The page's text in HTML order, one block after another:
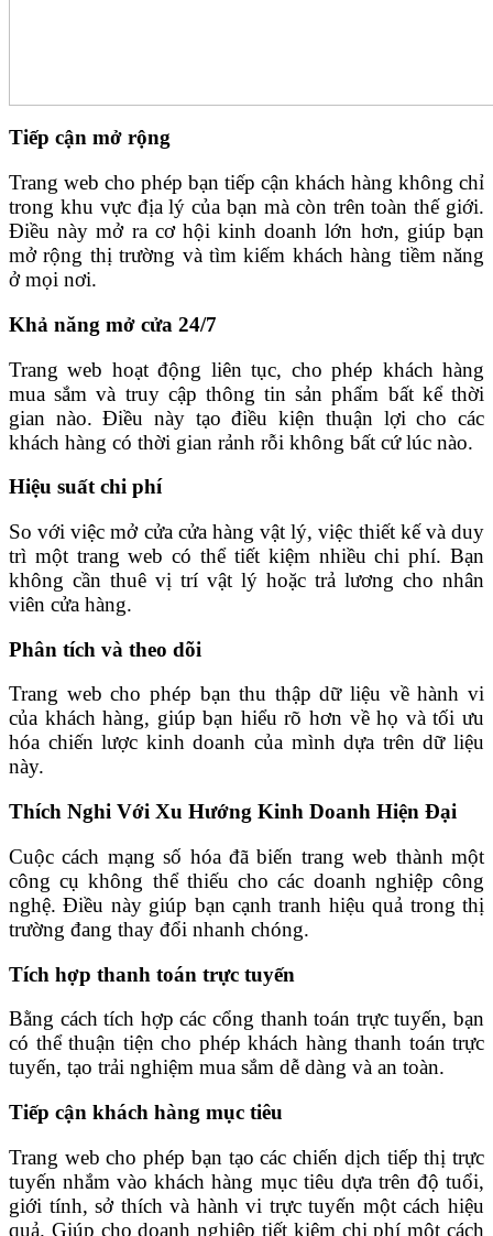
Tiếp cận mở rộng
Trang web cho phép bạn tiếp cận khách hàng không chỉ
trong khu vực địa lý của bạn mà còn trên toàn thế giới.
Điều này mở ra cơ hội kinh doanh lớn hơn, giúp bạn
mở rộng thị trường và tìm kiếm khách hàng tiềm năng
ở mọi nơi.
Khả năng mở cửa 24/7
Trang web hoạt động liên tục, cho phép khách hàng
mua sắm và truy cập thông tin sản phẩm bất kể thời
gian nào. Điều này tạo điều kiện thuận lợi cho các
khách hàng có thời gian rảnh rỗi không bất cứ lúc nào.
Hiệu suất chi phí
So với việc mở cửa cửa hàng vật lý, việc thiết kế và duy
trì một trang web có thể tiết kiệm nhiều chi phí. Bạn
không cần thuê vị trí vật lý hoặc trả lương cho nhân
viên cửa hàng.
Phân tích và theo dõi
Trang web cho phép bạn thu thập dữ liệu về hành vi
của khách hàng, giúp bạn hiểu rõ hơn về họ và tối ưu
hóa chiến lược kinh doanh của mình dựa trên dữ liệu
này.
Thích Nghi Với Xu Hướng Kinh Doanh Hiện Đại
Cuộc cách mạng số hóa đã biến trang web thành một
công cụ không thể thiếu cho các doanh nghiệp công
nghệ. Điều này giúp bạn cạnh tranh hiệu quả trong thị
trường đang thay đổi nhanh chóng.
Tích hợp thanh toán trực tuyến
Bằng cách tích hợp các cổng thanh toán trực tuyến, bạn
có thể thuận tiện cho phép khách hàng thanh toán trực
tuyến, tạo trải nghiệm mua sắm dễ dàng và an toàn.
Tiếp cận khách hàng mục tiêu
Trang web cho phép bạn tạo các chiến dịch tiếp thị trực
tuyến nhắm vào khách hàng mục tiêu dựa trên độ tuổi,
giới tính, sở thích và hành vi trực tuyến một cách hiệu
quả. Giúp cho doanh nghiệp tiết kiệm chi phí một cách